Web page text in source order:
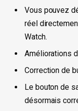
Vous pouvez
réel
Watch.
Améliorations
Correction de
Le bouton de
désormais